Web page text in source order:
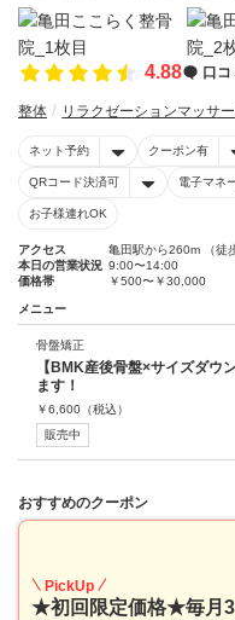
4.88 口コ
整体 リラクゼーションマッサ
ネット予約 クーポン有
QRコード決済可 電子マネ
お子様連れOK
アクセス
亀田駅から260m （徒
本日の営業状況 9:00〜14:00
価格帯
￥500〜￥30,000
メニュー
骨盤矯正
【BMK産後骨盤×サイズダウ
ます！
￥6,600 （税込）
販売中
おすすめのクーポン
PickUp
★初回限定価格★毎月